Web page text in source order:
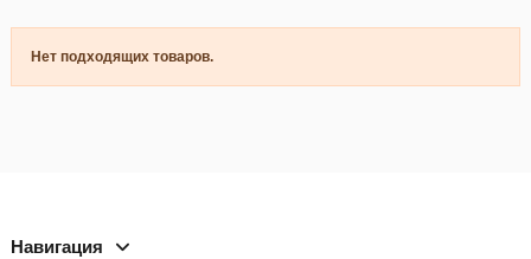
Нет подходящих товаров.
Навигация